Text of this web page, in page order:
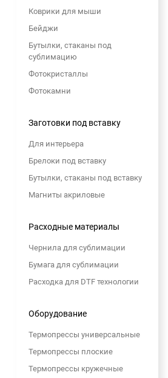
Коврики для мыши
Бейджи
Бутылки, стаканы под
сублимацию
Фотокристаллы
Фотокамни
Заготовки под вставку
Для интерьера
Брелоки под вставку
Бутылки, стаканы под вставку
Магниты акриловые
Расходные материалы
Чернила для сублимации
Бумага для сублимации
Расходка для DTF технологии
Оборудование
Термопрессы универсальные
Термопрессы плоские
Термопрессы кружечные